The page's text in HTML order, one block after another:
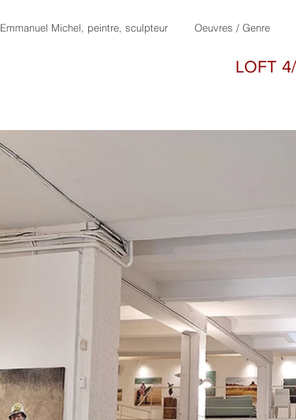
Emmanuel Michel, peintre, sculpteur Oeuvres / Genre
LOFT